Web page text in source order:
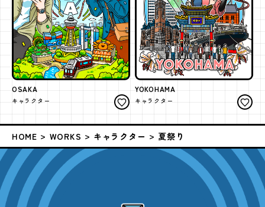
OSAKA
キャラクター
YOKOHAMA
キャラクター
HOME WORKS キャラクター 夏祭り